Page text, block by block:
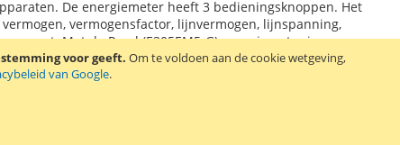
voor geeft. Om te voldoen aan de cookie wetgeving,
van Google.
De energiemeter heeft 3 bedieningsknoppen. Het
vermogensfactor, lijnvermogen, lijnspanning,
Met de Perel (E305EM5-G) energiemeter is
heeft een kindveilige contrastekker en een randaarde.Lees